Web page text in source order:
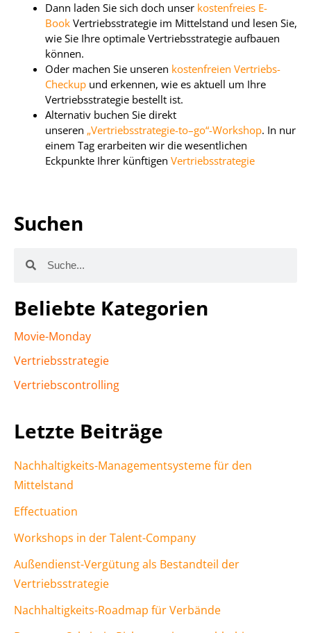
Dann laden Sie sich doch unser kostenfreies E-
Book Vertriebsstrategie im Mittelstand und lesen Sie,
wie Sie Ihre optimale Vertriebsstrategie aufbauen
können.
Oder machen Sie unseren kostenfreien Vertriebs-
Checkup und erkennen, wie es aktuell um Ihre
Vertriebsstrategie bestellt ist.
Alternativ buchen Sie direkt
unseren „Vertriebsstrategie-to–go“-Workshop. In nur
einem Tag erarbeiten wir die wesentlichen
Eckpunkte Ihrer künftigen Vertriebsstrategie
Suchen
Beliebte Kategorien
Movie-Monday
Vertriebsstrategie
Vertriebscontrolling
Letzte Beiträge
Nachhaltigkeits-Managementsysteme für den
Mittelstand
Effectuation
Workshops in der Talent-Company
Außendienst-Vergütung als Bestandteil der
Vertriebsstrategie
Nachhaltigkeits-Roadmap für Verbände